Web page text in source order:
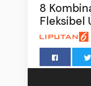
8
Fleksibel